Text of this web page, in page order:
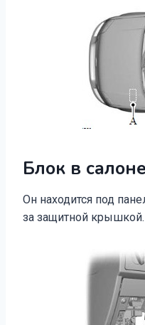
Блок в салоне
Он находится под
за защитной крышкой.